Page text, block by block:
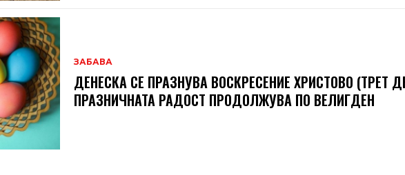
ЗАБАВА
ДЕНЕСКА СЕ ПРАЗНУВА ВОСКРЕСЕНИЕ ХРИСТОВО (ТРЕТ
ПРАЗНИЧНАТА РАДОСТ ПРОДОЛЖУВА ПО ВЕЛИГДЕН